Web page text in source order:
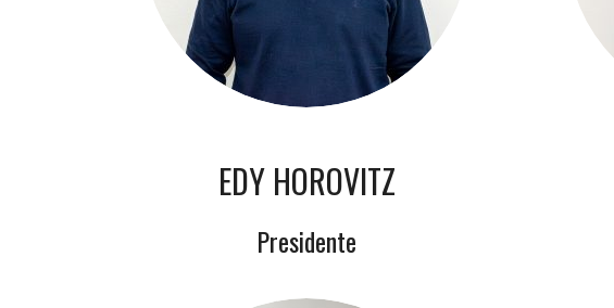
EDY HOROVITZ
Presidente